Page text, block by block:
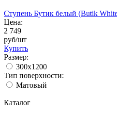
Ступень Бутик белый (Butik
Цена:
2 749
руб/шт
Купить
Размер:
300x1200
Тип поверхности:
Матовый
Каталог